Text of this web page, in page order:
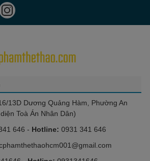
13D Dương Quảng Hàm, Phường An
Toà Án Nhân Dân)
646 - Hotline: 0931 341 646